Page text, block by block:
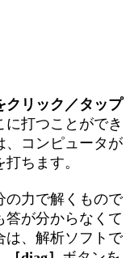
クリック／タップ
打つことができ
、コンピュータが
ちます。
の力で解くもので
答が分からなくて
は、解析ソフトで